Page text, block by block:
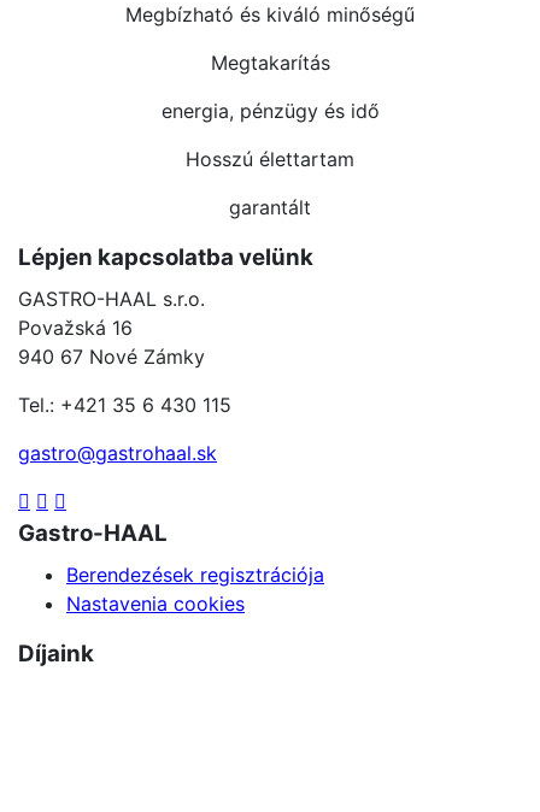
Megbízható és kiváló minőségű
Megtakarítás
energia, pénzügy és idő
Hosszú élettartam
garantált
Lépjen kapcsolatba velünk
GASTRO-HAAL s.r.o.
Považská 16
940 67 Nové Zámky
Tel.: +421 35 6 430 115
gastro@gastrohaal.sk
Gastro-HAAL
Berendezések regisztrációja
Nastavenia cookies
Díjaink